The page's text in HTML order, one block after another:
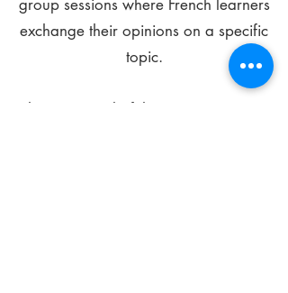
group sessions where French learners
exchange their opinions on a specific
topic.
The main goal of these meetings is to